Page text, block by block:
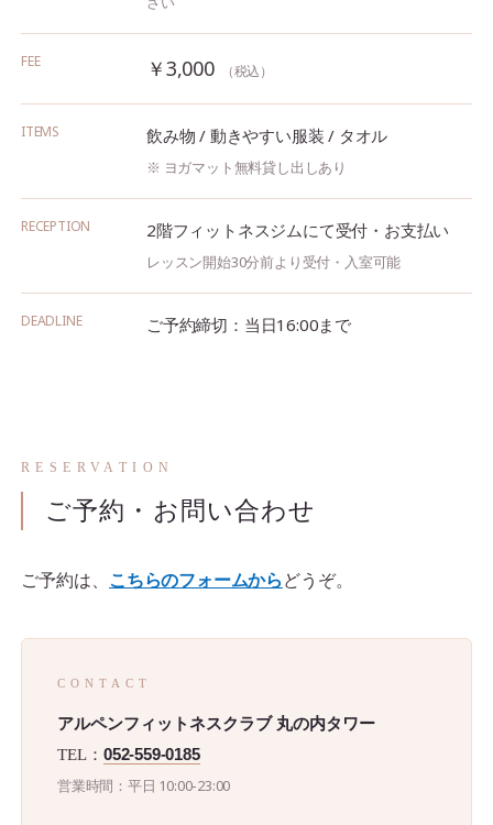
FEE ￥3,000 （税込）
ITEMS 飲み物 / 動きやすい服装 / タオル
※ ヨガマット無料貸し出しあり
RECEPTION 2階フィットネスジムにて受付・お支払い
レッスン開始30分前より受付・入室可能
DEADLINE ご予約締切：当日16:00まで
RESERVATION
ご予約・お問い合わせ
ご予約は、 こちらのフォームから どうぞ。
CONTACT
アルペンフィットネスクラブ 丸の内タワー
TEL： 052-559-0185
営業時間：平日 10:00-23:00